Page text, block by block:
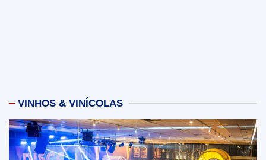
VINHOS & VINÍCOLAS